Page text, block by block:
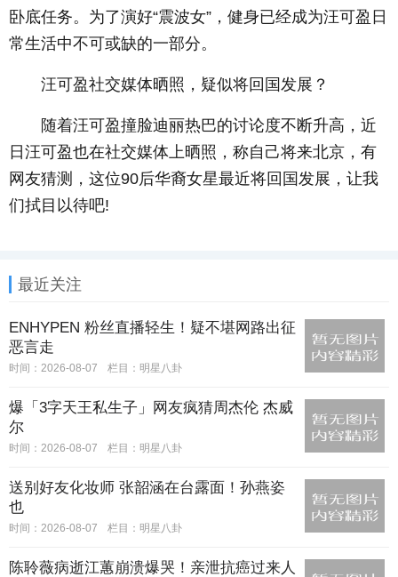
卧底任务。为了演好“震波女”，健身已经成为汪可盈日
常生活中不可或缺的一部分。
汪可盈社交媒体晒照，疑似将回国发展？
随着汪可盈撞脸迪丽热巴的讨论度不断升高，近
日汪可盈也在社交媒体上晒照，称自己将来北京，有
网友猜测，这位90后华裔女星最近将回国发展，让我
们拭目以待吧!
最近关注
ENHYPEN 粉丝直播轻生！疑不堪网路出征
恶言走
时间：2026-08-07 栏目： 明星八卦
爆「3字天王私生子」网友疯猜周杰伦 杰威
尔
时间：2026-08-07 栏目： 明星八卦
送别好友化妆师 张韶涵在台露面！孙燕姿
也
时间：2026-08-07 栏目： 明星八卦
陈聆薇病逝江蕙崩溃爆哭！亲泄抗癌过来人